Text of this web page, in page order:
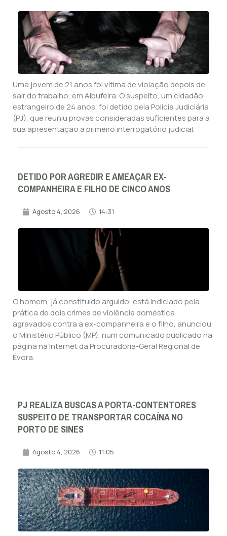
Uma jovem de 21 anos foi vítima de violação depois de
sair do trabalho, em Albufeira. O suspeito, um cidadão
estrangeiro de 24 anos, foi detido pela Polícia Judiciária
(PJ), que reuniu provas consideradas suficientes para a
sua apresentação a primeiro interrogatório judicial.
DETIDO POR AGREDIR E AMEAÇAR EX-
COMPANHEIRA E FILHO DE CINCO ANOS
Agosto 4, 2026 14:31
O homem, já constituído arguido, está indiciado pela
prática de dois crimes de violência doméstica
agravados contra a ex-companheira e o filho, anunciou
o Ministério Público (MP), num comunicado publicado na
página na Internet da Procuradoria-Geral Regional de
Évora.
PJ REALIZA BUSCAS A PORTA-CONTENTORES
SUSPEITO DE TRANSPORTAR COCAÍNA NO
PORTO DE SINES
Agosto 4, 2026 11:05